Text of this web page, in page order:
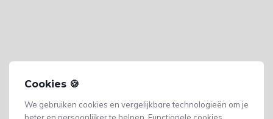
Cookies 🍪
We gebruiken cookies en vergelijkbare technologieën om je
beter en persoonlijker te helpen. Functionele cookies